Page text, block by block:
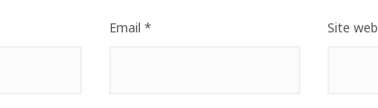
Email * Site web